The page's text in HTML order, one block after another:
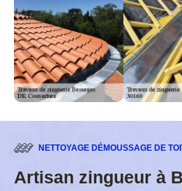
NETTOYAGE DÉMOUSSAGE DE
Artisan zingueur à